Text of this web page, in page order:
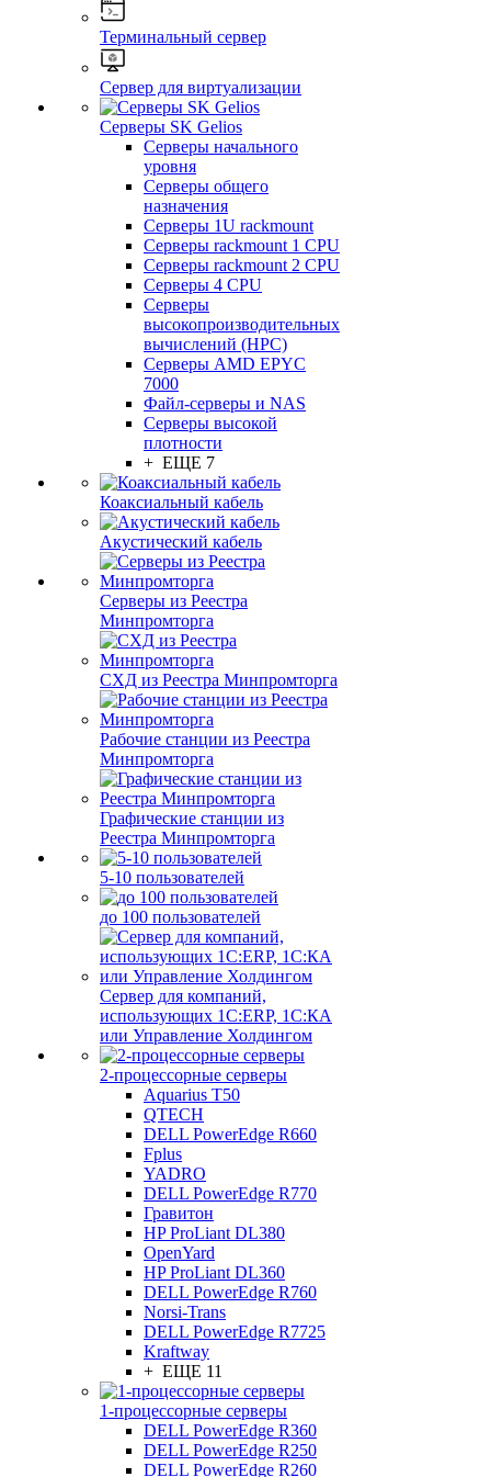
Терминальный сервер
Сервер для виртуализации
Серверы SK Gelios
Серверы начального
уровня
Серверы общего
назначения
Серверы 1U rackmount
Серверы rackmount 1 CPU
Серверы rackmount 2 CPU
Серверы 4 CPU
Серверы
высокопроизводительных
вычислений (HPC)
Серверы AMD EPYC
7000
Файл-серверы и NAS
Серверы высокой
плотности
+ ЕЩЕ 7
Коаксиальный кабель
Акустический кабель
Серверы из Реестра
Минпромторга
СХД из Реестра Минпромторга
Рабочие станции из Реестра
Минпромторга
Графические станции из
Реестра Минпромторга
5-10 пользователей
до 100 пользователей
Сервер для компаний,
использующих 1C:ERP, 1С:КА
или Управление Холдингом
2-процессорные серверы
Aquarius T50
QTECH
DELL PowerEdge R660
Fplus
YADRO
DELL PowerEdge R770
Гравитон
HP ProLiant DL380
OpenYard
HP ProLiant DL360
DELL PowerEdge R760
Norsi-Trans
DELL PowerEdge R7725
Kraftway
+ ЕЩЕ 11
1-процессорные серверы
DELL PowerEdge R360
DELL PowerEdge R250
DELL PowerEdge R260